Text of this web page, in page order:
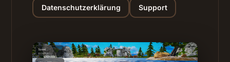
Datenschutzerklärung Support